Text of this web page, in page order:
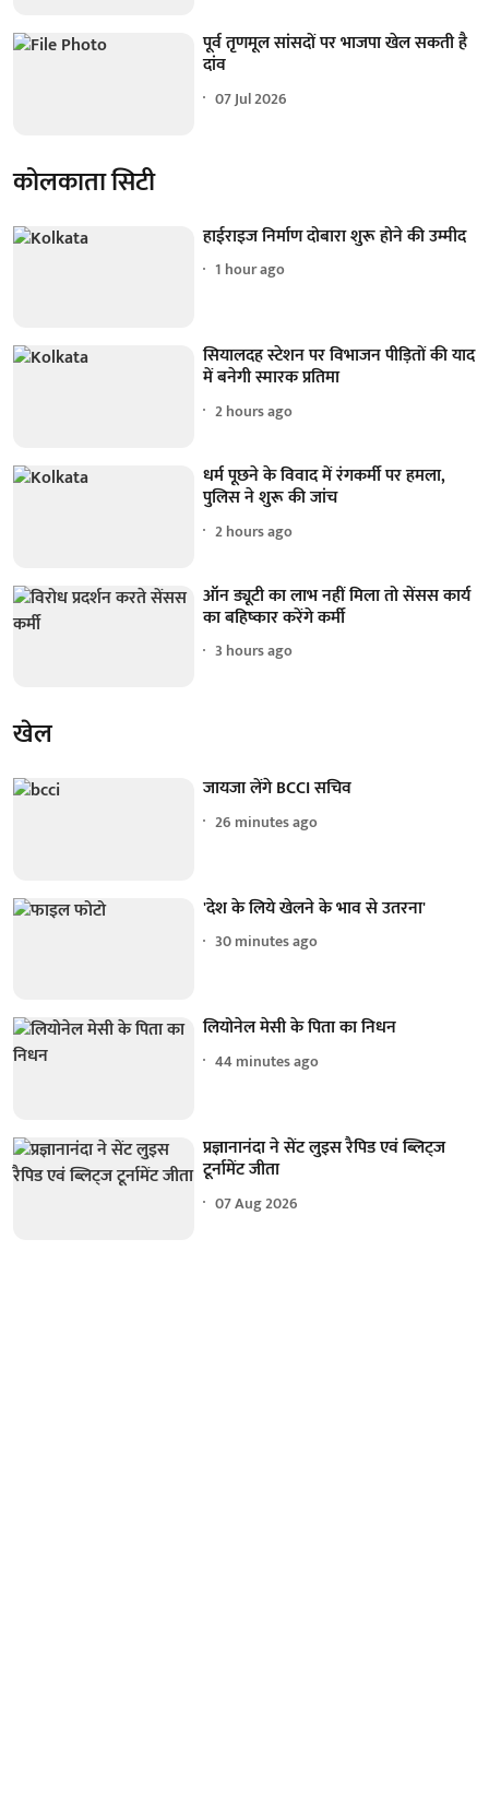
पूर्व तृणमूल सांसदों पर भाजपा खेल सकती है
दांव
07 Jul 2026
कोलकाता सिटी
हाईराइज निर्माण दोबारा शुरू होने की उम्मीद
1 hour ago
सियालदह स्टेशन पर विभाजन पीड़ितों की याद
में बनेगी स्मारक प्रतिमा
2 hours ago
धर्म पूछने के विवाद में रंगकर्मी पर हमला,
पुलिस ने शुरू की जांच
2 hours ago
ऑन ड्यूटी का लाभ नहीं मिला तो सेंसस कार्य
का बहिष्कार करेंगे कर्मी
3 hours ago
खेल
जायजा लेंगे BCCI सचिव
26 minutes ago
'देश के लिये खेलने के भाव से उतरना'
30 minutes ago
लियोनेल मेसी के पिता का निधन
44 minutes ago
प्रज्ञानानंदा ने सेंट लुइस रैपिड एवं ब्लिट्ज
टूर्नामेंट जीता
07 Aug 2026